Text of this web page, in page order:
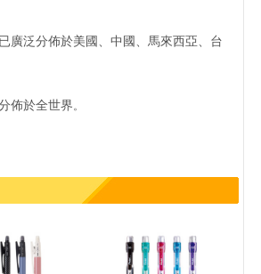
廣泛分佈於美國、中國、馬來西亞、台
佈於全世界。